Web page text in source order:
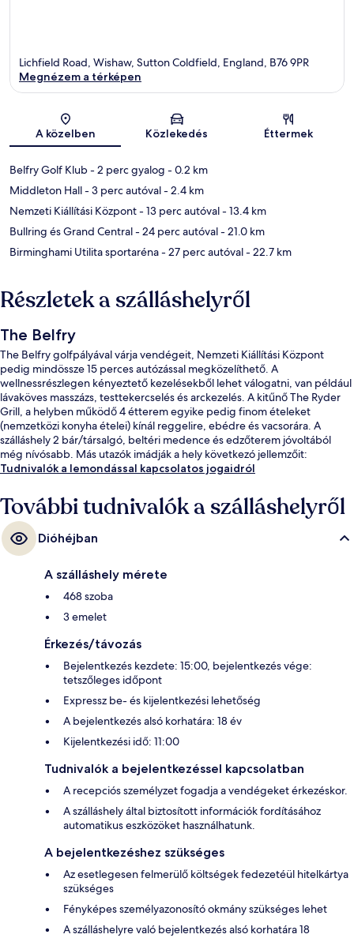
Térkép
Lichfield Road, Wishaw, Sutton Coldfield, England, B76 9PR
Megnézem a térképen
A közelben Közlekedés Éttermek
Belfry Golf Klub- 2 perc gyalog - 0.2 km
Middleton Hall- 3 perc autóval- 2.4 km
Nemzeti Kiállítási Központ- 13 perc autóval- 13.4 km
Bullring és Grand Central- 24 perc autóval- 21.0 km
Birminghami Utilita sportaréna- 27 perc autóval- 22.7 km
Részletek a szálláshelyről
The Belfry
The Belfry golfpályával várja vendégeit, Nemzeti Kiállítási Központ
pedig mindössze 15 perces autózással megközelíthető. A
wellnessrészlegen kényeztető kezelésekből lehet válogatni, van például
lávaköves masszázs, testtekercselés és arckezelés. A kitűnő The Ryder
Grill, a helyben működő 4 étterem egyike pedig finom ételeket
(nemzetközi konyha ételei) kínál reggelire, ebédre és vacsorára. A
szálláshely 2 bár/társalgó, beltéri medence és edzőterem jóvoltából
még nívósabb. Más utazók imádják a hely következó jellemzőit:
segítőkész személyzet.
Tudnivalók a lemondással kapcsolatos jogaidról
További tudnivalók a szálláshelyről
Dióhéjban
A szálláshely mérete
468 szoba
3 emelet
Érkezés/távozás
Bejelentkezés kezdete: 15:00, bejelentkezés vége:
tetszőleges időpont
Expressz be- és kijelentkezési lehetőség
A bejelentkezés alsó korhatára: 18 év
Kijelentkezési idő: 11:00
Tudnivalók a bejelentkezéssel kapcsolatban
A recepciós személyzet fogadja a vendégeket érkezéskor.
A szálláshely által biztosított információk fordításához
automatikus eszközöket használhatunk.
A bejelentkezéshez szükséges
Az esetlegesen felmerülő költségek fedezetéül hitelkártya
szükséges
Fényképes személyazonosító okmány szükséges lehet
A szálláshelyre való bejelentkezés alsó korhatára 18